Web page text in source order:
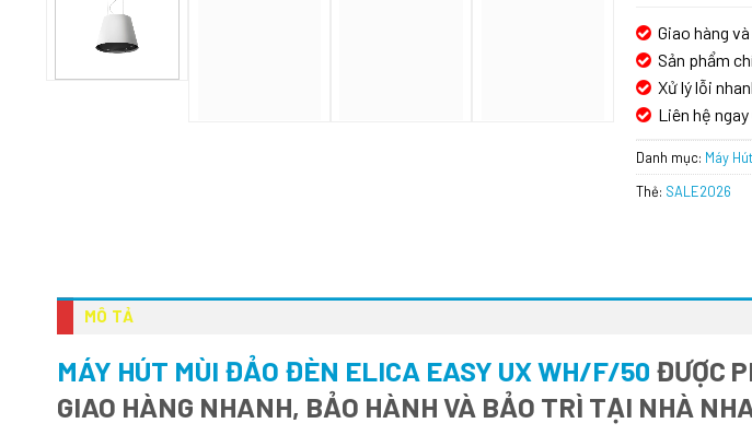
Giao hàng
Sản phẩm
Xử lý lỗi
Liên hệ
Danh mục: Máy
Thẻ: SALE2026
MÔ TẢ
MÁY HÚT MÙI ĐẢO ĐÈN ELICA EASY UX WH/F/50 ĐƯỢC
GIAO HÀNG NHANH, BẢO HÀNH VÀ BẢO TRÌ TẠI NHÀ